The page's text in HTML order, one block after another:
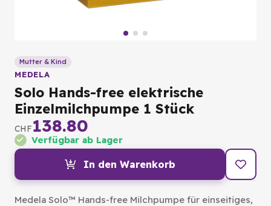
Mutter & Kind
MEDELA
Solo Hands-free elektrische
Einzelmilchpumpe 1 Stück
CHF138.80
Verfügbar ab Lager
In den Warenkorb
Medela Solo™ Hands-free Milchpumpe für einseitiges,